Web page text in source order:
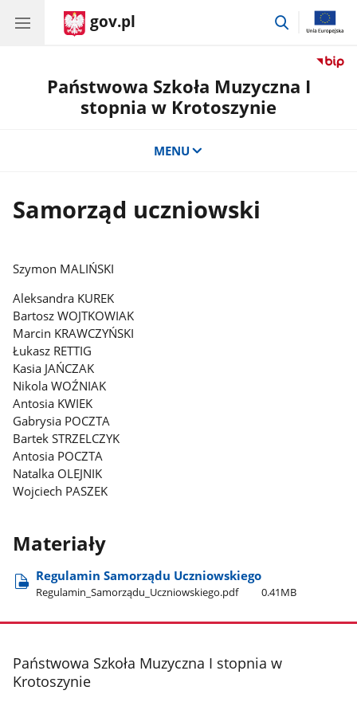
gov.pl
przejdź
Państwowa Szkoła Muzyczna I
stopnia w Krotoszynie
MENU
Samorząd uczniowski
Szymon MALIŃSKI
Aleksandra KUREK
Bartosz WOJTKOWIAK
Marcin KRAWCZYŃSKI
Łukasz RETTIG
Kasia JAŃCZAK
Nikola WOŹNIAK
Antosia KWIEK
Gabrysia POCZTA
Bartek STRZELCZYK
Antosia POCZTA
Natalka OLEJNIK
Wojciech PASZEK
Materiały
Regulamin Samorządu Uczniowskiego
Regulamin​_Samorządu​_Uczniowskiego.pdf 0.41MB
stopka
Państwowa Szkoła Muzyczna I stopnia w
Krotoszynie